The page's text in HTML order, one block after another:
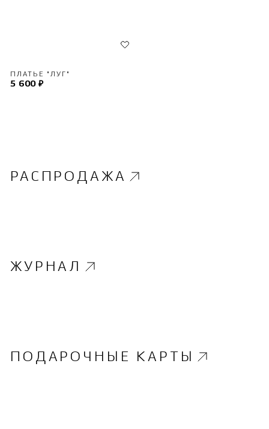
ПЛАТЬЕ "ЛУГ"
5 600 ₽
РАСПРОДАЖА
ЖУРНАЛ
ПОДАРОЧНЫЕ КАРТЫ